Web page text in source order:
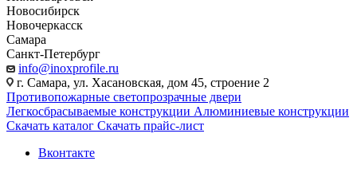
Новосибирск
Новочеркасск
Самара
Санкт-Петербург
info@inoxprofile.ru
г. Самара, ул. Хасановская, дом 45, строение 2
Противопожарные светопрозрачные двери
Легкосбрасываемые конструкции Алюминиевые конструкции
Скачать каталог Скачать прайс-лист
Вконтакте